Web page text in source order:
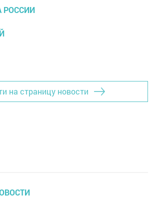
РОССИИ
на страницу новости